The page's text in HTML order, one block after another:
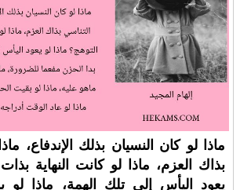
ماذا لو كان النسيان بذلك الإندفاع،
بذاك العزم، ماذا لو كانت النهاية
يعود اليأس إلى تلك الهمة، ماذا لو